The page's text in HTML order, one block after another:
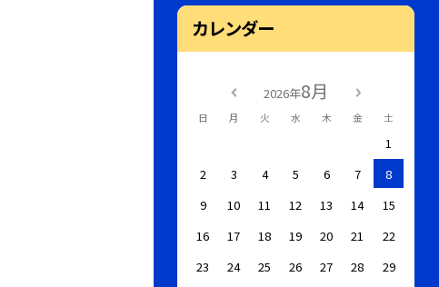
カレンダー
2026年8月
日 月 火 水 木 金 土
1
2
3 4 5 6 7
8
9
10 11 12 13 14
15
16
17 18 19 20 21
22
23
24 25 26 27 28
29